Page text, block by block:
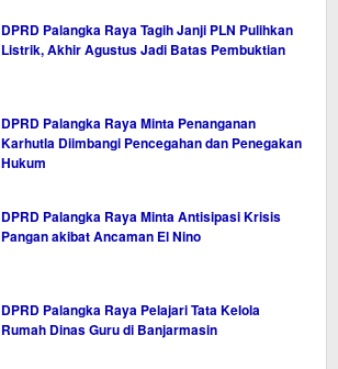
DPRD Palangka Raya Tagih Janji PLN Pulihkan
Listrik, Akhir Agustus Jadi Batas Pembuktian
DPRD Palangka Raya Minta Penanganan
Karhutla Diimbangi Pencegahan dan Penegakan
Hukum
DPRD Palangka Raya Minta Antisipasi Krisis
Pangan akibat Ancaman El Nino
DPRD Palangka Raya Pelajari Tata Kelola
Rumah Dinas Guru di Banjarmasin